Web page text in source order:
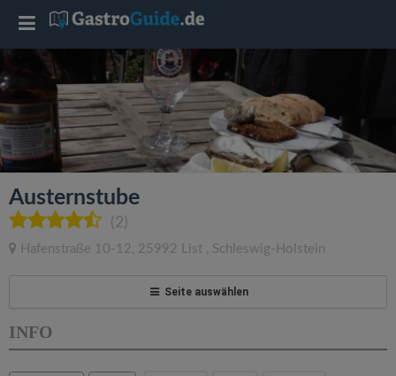
Austernstube
(2)
Hafenstraße 10-12, 25992 List , Schleswig-Holstein
Seite auswählen
INFO
T
g
l
e
a